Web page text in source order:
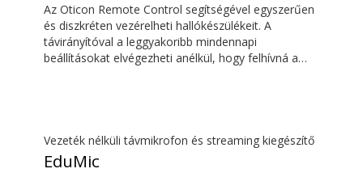
Az Oticon Remote Control segítségével egyszerűen
és diszkréten vezérelheti hallókészülékeit. A
távirányítóval a leggyakoribb mindennapi
beállításokat elvégezheti anélkül, hogy felhívná a
Vezeték nélküli távmikrofon és streaming kiegészítő
EduMic